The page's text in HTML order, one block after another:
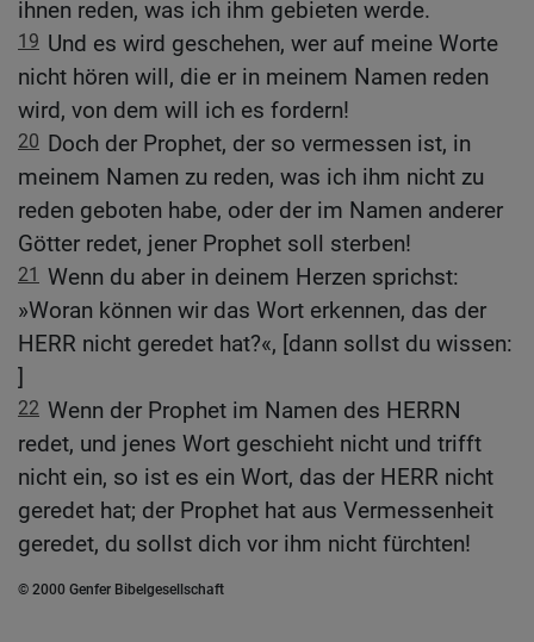
ihnen reden, was ich ihm gebieten werde.
19 Und es wird geschehen, wer auf meine Worte
nicht hören will, die er in meinem Namen reden
wird, von dem will ich es fordern!
20 Doch der Prophet, der so vermessen ist, in
meinem Namen zu reden, was ich ihm nicht zu
reden geboten habe, oder der im Namen anderer
Götter redet, jener Prophet soll sterben!
21 Wenn du aber in deinem Herzen sprichst:
»Woran können wir das Wort erkennen, das der
HERR nicht geredet hat?«, [dann sollst du wissen:
]
22 Wenn der Prophet im Namen des HERRN
redet, und jenes Wort geschieht nicht und trifft
nicht ein, so ist es ein Wort, das der HERR nicht
geredet hat; der Prophet hat aus Vermessenheit
geredet, du sollst dich vor ihm nicht fürchten!
© 2000 Genfer Bibelgesellschaft